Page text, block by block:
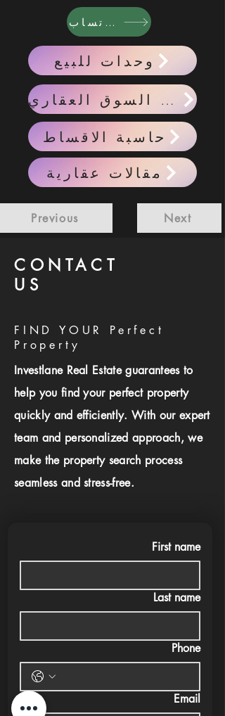
واتساب
وحدات للبيع
احدث اخبار السوق العقاري
حاسبة الاقساط
مقالات عقارية
Previous Next
CONTACT
US
FIND YOUR Perfect
Property
Investlane Real Estate guarantees to
help you find your perfect property
quickly and efficiently. With our expert
team and personalized approach, we
make the property search process
seamless and stress-free.
First name
Last name
Phone
Email